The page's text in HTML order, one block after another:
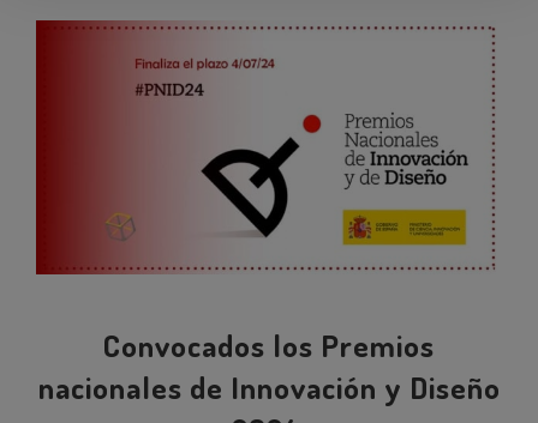
Ver
Convocados los Premios
nacionales de Innovación y Diseño